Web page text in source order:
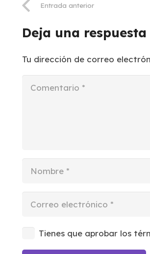
Entrada anterior
Deja una respuesta
Tu dirección de correo
Tienes que aprobar los